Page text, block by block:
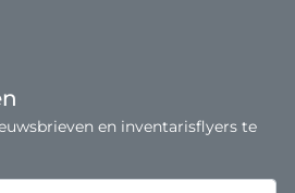
en inventarisflyers te